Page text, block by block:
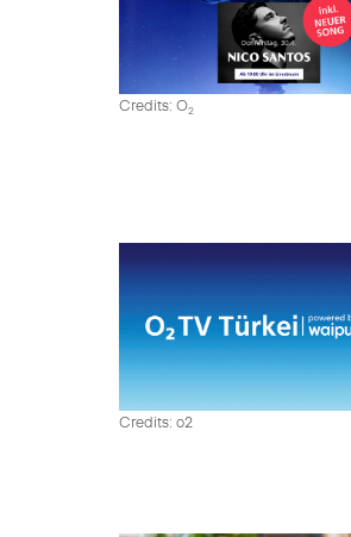
Credits: O2
Credits: o2